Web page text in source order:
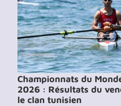
Championnats du
2026 : Résultats du
le clan tunisien